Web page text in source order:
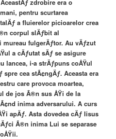
zdrobire era o
pentru scurtarea
a fluierelor picioarelor crea
corpul slÄƒbit al
fulgerÄƒtor. Au vÄƒzut
a cÄƒutat sÄƒ se asigure
lancea, i-a strÄƒpuns coÅŸul
cea stÃ¢ngÄƒ. Aceasta era
care provoca moartea,
de jos Ã®n sus ÅŸi de la
inima adversarului. A curs
apÄƒ. Asta dovedea cÄƒ Iisus
Ã®n inima Lui se separase